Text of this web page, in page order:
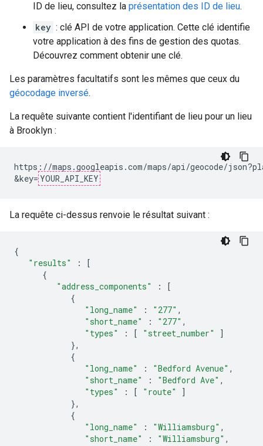
ID de lieu, consultez la présentation des ID de lieu.
key : clé API de votre application. Cette clé identifie
votre application à des fins de gestion des quotas.
Découvrez comment obtenir une clé.
Les paramètres facultatifs sont les mêmes que ceux du
géocodage inversé.
La requête suivante contient l'identifiant de lieu pour un lieu
à Brooklyn :
https://maps.googleapis.com/maps/api/geocode/
&key= YOUR_API_KEY
La requête ci-dessus renvoie le résultat suivant :
{
"results"
:
[
{
"address_components"
:
[
{
"long_name"
: "277" ,
"short_name"
: "277" ,
"types"
: [ "street_number"
]
},
{
"long_name"
: "Bedford Avenue" ,
"short_name"
: "Bedford Ave" ,
"types"
: [ "route"
]
},
{
"long_name"
: "Williamsburg" ,
"short_name"
: "Williamsburg" ,